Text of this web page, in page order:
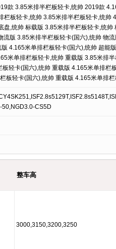
款 3.85米排半栏板轻卡,统帅 2019款
栏板轻卡,统帅 3.85米排半栏板轻卡,统
盘,统帅 标载版 3.85米排半栏板轻卡,统
流版 3.85米排半栏板轻卡(国六),统帅 物
4.165米单排栏板轻卡(国六),统帅 超能
米单排栏板轻卡,统帅 重载版 3.85米排
板轻卡(国六),统帅 重载版 4.165米单排栏
板轻卡(国六),统帅 重载版 4.165米单排
CS5D
整车高
3000,3150,3200,3250